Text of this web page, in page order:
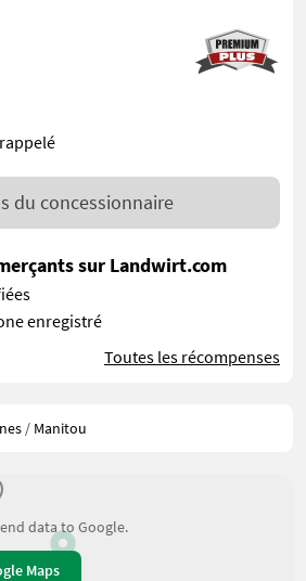
du concessionnaire
sur Landwirt.com
enregistré
Toutes les récompenses
/ Manitou
data to Google.
Maps